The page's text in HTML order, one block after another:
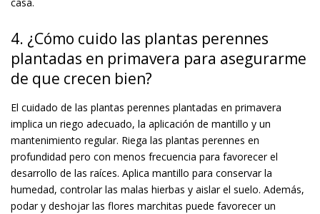
4. ¿Cómo cuido las plantas perennes
plantadas en primavera para asegurarme
de que crecen bien?
El cuidado de las plantas perennes plantadas en primavera
implica un riego adecuado, la aplicación de mantillo y un
mantenimiento regular. Riega las plantas perennes en
profundidad pero con menos frecuencia para favorecer el
desarrollo de las raíces. Aplica mantillo para conservar la
humedad, controlar las malas hierbas y aislar el suelo. Además,
podar y deshojar las flores marchitas puede favorecer un